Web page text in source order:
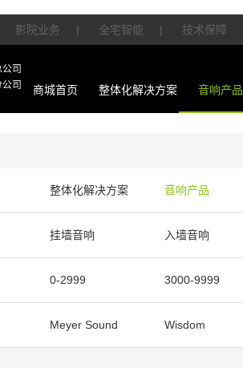
影院业务 | 全宅智能 | 技术保障
司
司
商城首页 整体化解决方案 音响产品
整体化解决方案 音响产品
周边产品
挂墙音响 入墙音响
0-2999 3000-9999
100万以上
Meyer Sound Wisdom